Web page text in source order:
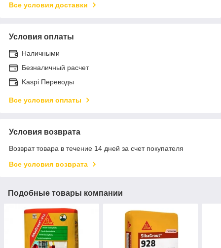
Все условия доставки
Условия оплаты
Наличными
Безналичный расчет
Kaspi Переводы
Все условия оплаты
Условия возврата
Возврат товара в течение 14 дней за счет покупателя
Все условия возврата
Подобные товары компании